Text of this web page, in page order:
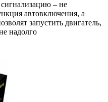
– не
автовключения, а
запустить двигатель,
надолго